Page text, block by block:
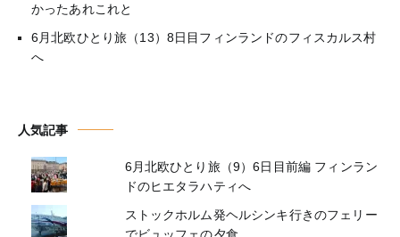
かったあれこれと
6月北欧ひとり旅（13）8日目フィンランドのフィスカルス村
へ
人気記事
6月北欧ひとり旅（9）6日目前編 フィンラン
ドのヒエタラハティへ
ストックホルム発ヘルシンキ行きのフェリー
でビュッフェの夕食